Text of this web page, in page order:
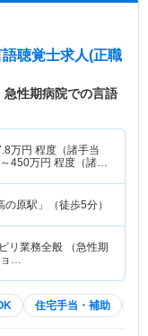
聴覚士求人(正職
急性期病院での言語
万円 程度（諸手当
450万円 程度（諸手
原駅」（徒歩5分）
リ業務全般 （急性期
ョ…
住宅手当・補助